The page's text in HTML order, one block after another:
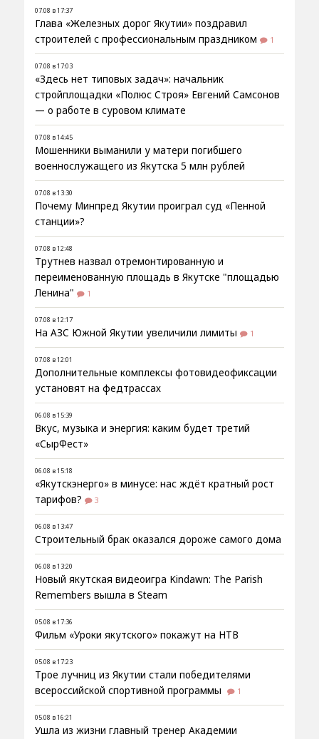
07.08 в 17:37
Глава «Железных дорог Якутии» поздравил
строителей с профессиональным праздником
1
07.08 в 17:03
«Здесь нет типовых задач»: начальник
стройплощадки «Полюс Строя» Евгений Самсонов
— о работе в суровом климате
07.08 в 14:45
Мошенники выманили у матери погибшего
военнослужащего из Якутска 5 млн рублей
07.08 в 13:30
Почему Минпред Якутии проиграл суд «Пенной
станции»?
07.08 в 12:48
Трутнев назвал отремонтированную и
переименованную площадь в Якутске "площадью
Ленина"
1
07.08 в 12:17
На АЗС Южной Якутии увеличили лимиты 1
07.08 в 12:01
Дополнительные комплексы фотовидеофиксации
установят на федтрассах
06.08 в 15:39
Вкус, музыка и энергия: каким будет третий
«СырФест»
06.08 в 15:18
«Якутскэнерго» в минусе: нас ждёт кратный рост
тарифов?
3
06.08 в 13:47
Строительный брак оказался дороже самого дома
06.08 в 13:20
Новый якутская видеоигра Kindawn: The Parish
Remembers вышла в Steam
05.08 в 17:36
Фильм «Уроки якутского» покажут на НТВ
05.08 в 17:23
Трое лучниц из Якутии стали победителями
всероссийской спортивной программы
1
05.08 в 16:21
Ушла из жизни главный тренер Академии